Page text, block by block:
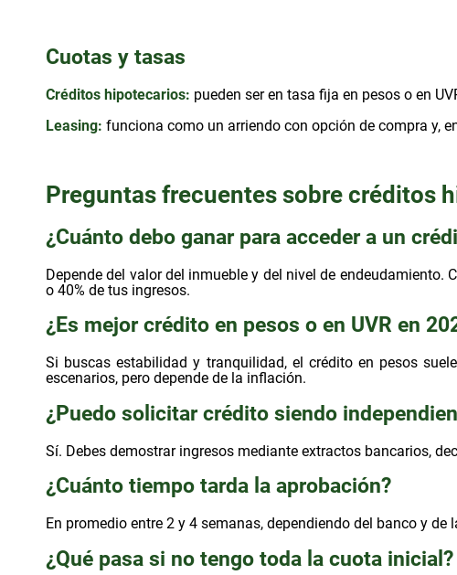
Cuotas y tasas
Créditos hipotecarios: pueden ser en tasa fija en pesos o en
Leasing: funciona como un arriendo con opción de compra y,
Preguntas frecuentes sobre créditos
¿Cuánto debo ganar para acceder a un
Depende del valor del inmueble y del nivel de endeudamiento.
o 40% de tus ingresos.
¿Es mejor crédito en pesos o en UVR en
Si buscas estabilidad y tranquilidad, el crédito en pesos
escenarios, pero depende de la inflación.
¿Puedo solicitar crédito siendo
Sí. Debes demostrar ingresos mediante extractos bancarios,
¿Cuánto tiempo tarda la aprobación?
En promedio entre 2 y 4 semanas, dependiendo del banco y de
¿Qué pasa si no tengo toda la cuota inicial?